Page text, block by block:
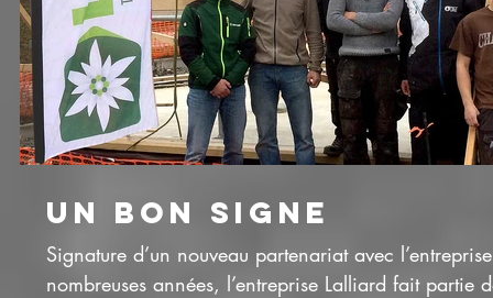
UN BON SIGNE
Signature d’un nouveau partenariat avec
nombreuses années, l’entreprise Lalliard fait partie